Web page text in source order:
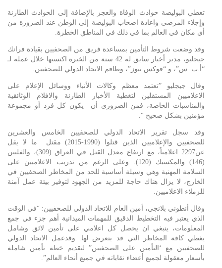
تغطي البوليصة حوادث الوفاة والعجز بالإضافة إلى الحوادث الطارئة
وإجلاء المرضى واعادة اصحاب البوليصة إلى الوطن عند الضرورة من
أي مكان في العالم بما في ذلك في المناطق الخطرة.
وقد وضعت شروط التأمين بمساعدة فريق من الصحفيين بقيادة فرانك
جيجليو، مدير أخبار سابق له 42 سنة من الخبرة اكتسبها خلال عمله لـ
“أ.ب. س”، و “فوكس نيوز”، وطاقم الاتحاد الدولي للصحفيين.
وقال جيجليو ”تعتمد معظم وكالات الأنباء ووسائل الإعلام على
الاعلاميين المستقلين لتغطية الأخبار الطارئة والافلام الوثائقية
والمناسبات الخاصة، فمن الضروري أن يكون كل فرد أو مجموعة
مؤمنين بشكل صحيح “.
وقد سجل تقرير الاتحاد الدولي للصحفيين الخامس والعشرين
للصحفيين والإعلاميين الذين قتلوا (1990-2015) مقتل ما لا يقل
عن2297 اعلامياً، مع ارتفاع معدل القتل في العراق (309)، والفلبين
(146) والمكسيك (120). وعلى الرغم من تدريب الاعلاميين على
السلامة المهنية وهي وسيلة أساسية للحد من المخاطر الصحفيين في
الخارج، لا يزال هناك حاجة للمزيد من الجهود لتوفير بيئة عمل آمنة
للزملاء الاعلاميين.
وقال أنطوني بلانجي، أمين العام للاتحاد الدولي للصحفيين: “في الوقت
الذي يعتبر فيه التخطيط الدقيق للمهمات الميدانية أهم جزء في جمع
المعلومات، ينبغي ان يحصل كل اعلامي على تأمين لائق وشامل
يغطي كافة المخاطر التي قد يتعرض لها. وقدعمل الاتحاد الدولي
للصحفيين مع ‘التأمين على الصحفيين” لتقديم خطة تأمين شاملة
بأسعار معقولة لجميع أعضاء نقاباته في جميع أنحاء العالم”.